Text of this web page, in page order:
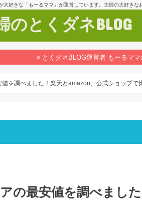
大好きな「もーるママ」が運営しています。主婦の大好き
とくダネBLOG
とくダネBLOG運営者 もーるマ
を調べました！楽天とamazon、公式ショップで
の最安値を調べました